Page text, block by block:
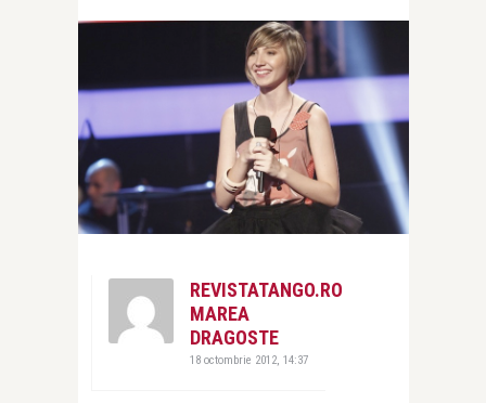
REVISTATANGO.RO
MAREA
DRAGOSTE
18 octombrie 2012, 14:37